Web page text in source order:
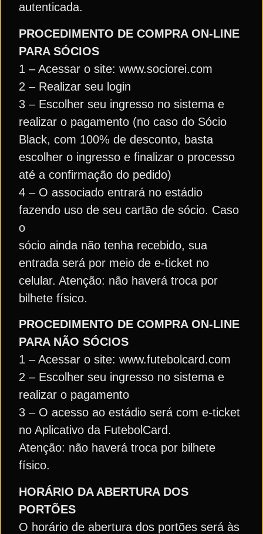
autenticada.
PROCEDIMENTO DE COMPRA ON-LINE
PARA SÓCIOS
1 – Acessar o site: www.sociorei.com
2 – Realizar seu login
3 – Escolher seu ingresso no sistema e
realizar o pagamento (no caso do Sócio
Black, com 100% de desconto, basta
escolher o ingresso e finalizar o processo
até a confirmação do pedido)
4 – O associado entrará no estádio
fazendo uso de seu cartão de sócio. Caso
o
sócio ainda não tenha recebido, sua
entrada será por meio de e-ticket no
celular. Atenção: não haverá troca por
bilhete físico.
PROCEDIMENTO DE COMPRA ON-LINE
PARA NÃO SÓCIOS
1 – Acessar o site: www.futebolcard.com
2 – Escolher seu ingresso no sistema e
realizar o pagamento
3 – O acesso ao estádio será com e-ticket
no Aplicativo da FutebolCard.
Atenção: não haverá troca por bilhete
físico.
HORÁRIO DA ABERTURA DOS
PORTÕES
O horário de abertura dos portões será às